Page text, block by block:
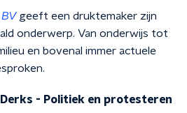
geeft een druktemaker zijn
onderwerp. Van onderwijs tot
en bovenal immer actuele
- Politiek en protesteren